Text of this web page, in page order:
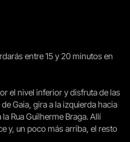
entre 15 y 20 minutos en
el nivel inferior y disfruta de las
Gaia, gira a la izquierda hacia
Rua Guilherme Braga. Allí
y, un poco más arriba, el resto